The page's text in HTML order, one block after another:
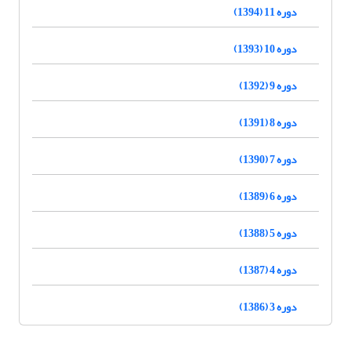
دوره 11 (1394)
دوره 10 (1393)
دوره 9 (1392)
دوره 8 (1391)
دوره 7 (1390)
دوره 6 (1389)
دوره 5 (1388)
دوره 4 (1387)
دوره 3 (1386)